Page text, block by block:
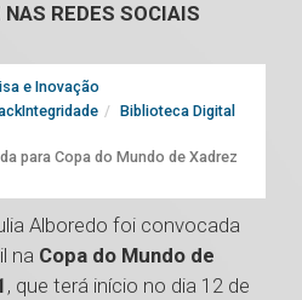
REDES SOCIAIS
e Inovação
Biblioteca Digital
para Copa do Mundo de Xadrez
Alboredo foi convocada
na Copa do Mundo de
, que terá início no dia 12 de